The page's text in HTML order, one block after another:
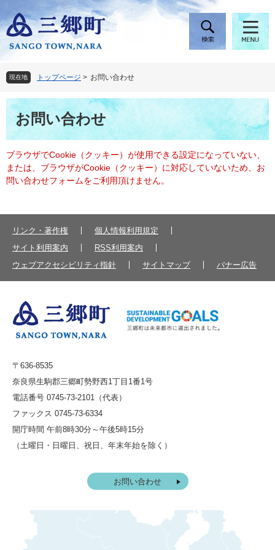
ー
ジ
頭
で
す
ニ
ュ
飛
ば
し
現在地 トップページ > お問い合わせ
本
文お問い合わせ
ブラウザでCookie（クッキー）が使用できる設定になっていない、
または、ブラウザがCookie（クッキー）に対応していないため、お
問い合わせフォームをご利用頂けません。
リンク・著作権
個人情報利用規定
サイト利用案内
RSS利用案内
ウェブアクセシビリティ指針
サイトマップ バナー広告
〒636-8535
奈良県生駒郡三郷町勢野西1丁目1番1号
電話番号 0745-73-2101（代表）
ファックス 0745-73-6334
開庁時間 午前8時30分～午後5時15分
（土曜日・日曜日、祝日、年末年始を除く）
お問い合わせ